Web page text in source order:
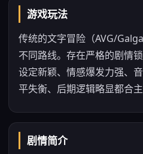
游戏玩法
传统的文字冒险（AVG/
不同路线。存在严格的剧情
设定新颖、情感爆发力强、
平失衡、后期逻辑略显都合主
剧情简介